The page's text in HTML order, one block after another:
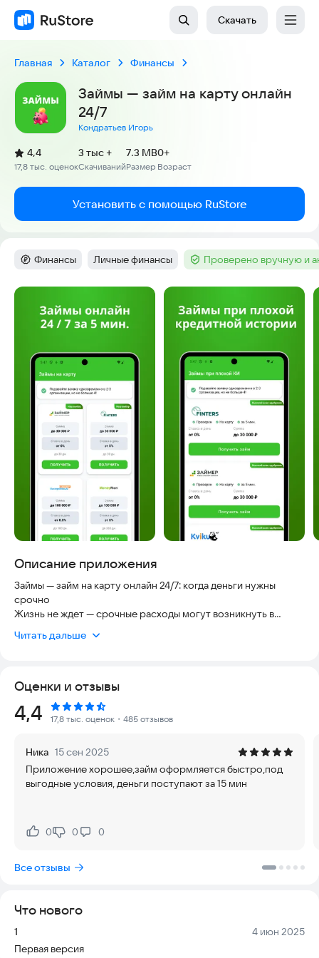
Скачать
Главная Каталог Финансы
Займы — займ на карту онлайн
24/7
Кондратьев Игорь
Рейтинг:
4,4
(
17,8 тыс. оценок
)
Скачиваний
3 тыс +
Размер
7.3 MB
Возраст
0+
Установить с помощью RuStore
Категория:
Финансы Тег:
Личные финансы Тег :Проверено вручную и
Скриншоты
Описание приложения
Займы — займ на карту онлайн 24/7: когда деньги нужны
срочно
Жизнь не ждет — срочные расходы могут возникнуть в
24/7» — это удобный и быстрый способ получить займы на
Что предлагает приложение?
✔️ Подбор займов — сравнивайте предложения от десятков
проверенных МФО по срокам, ставкам (от 0% до 365%
годовых), лимитам и условиям возврата.
доступ к микрозаймам даже при низком кредитном
рейтинге.
✔️ Займы без справок и поручителей — только паспорт и
минут после одобрения.
✔️ Круглосуточная работа — сервис доступен 24/7, включая
Заполните короткую анкету — потребуется только паспорт
Читать дальше
Оценки и отзывы
Рейтинг:
4,4 17,8 тыс. оценок ・485 отзывов
Ника 15 сен 2025
Приложение хорошее,займ оформляется быстро,под
выгодные условия, деньги поступают за 15 мин
Нравится:
0Не нравится:
0 0
Все отзывы
Что нового
Версия:
1 Дата:
4 июн 2025
Первая версия